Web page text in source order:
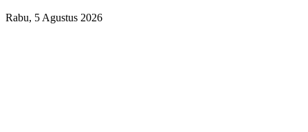
Rabu, 5 Agustus 2026